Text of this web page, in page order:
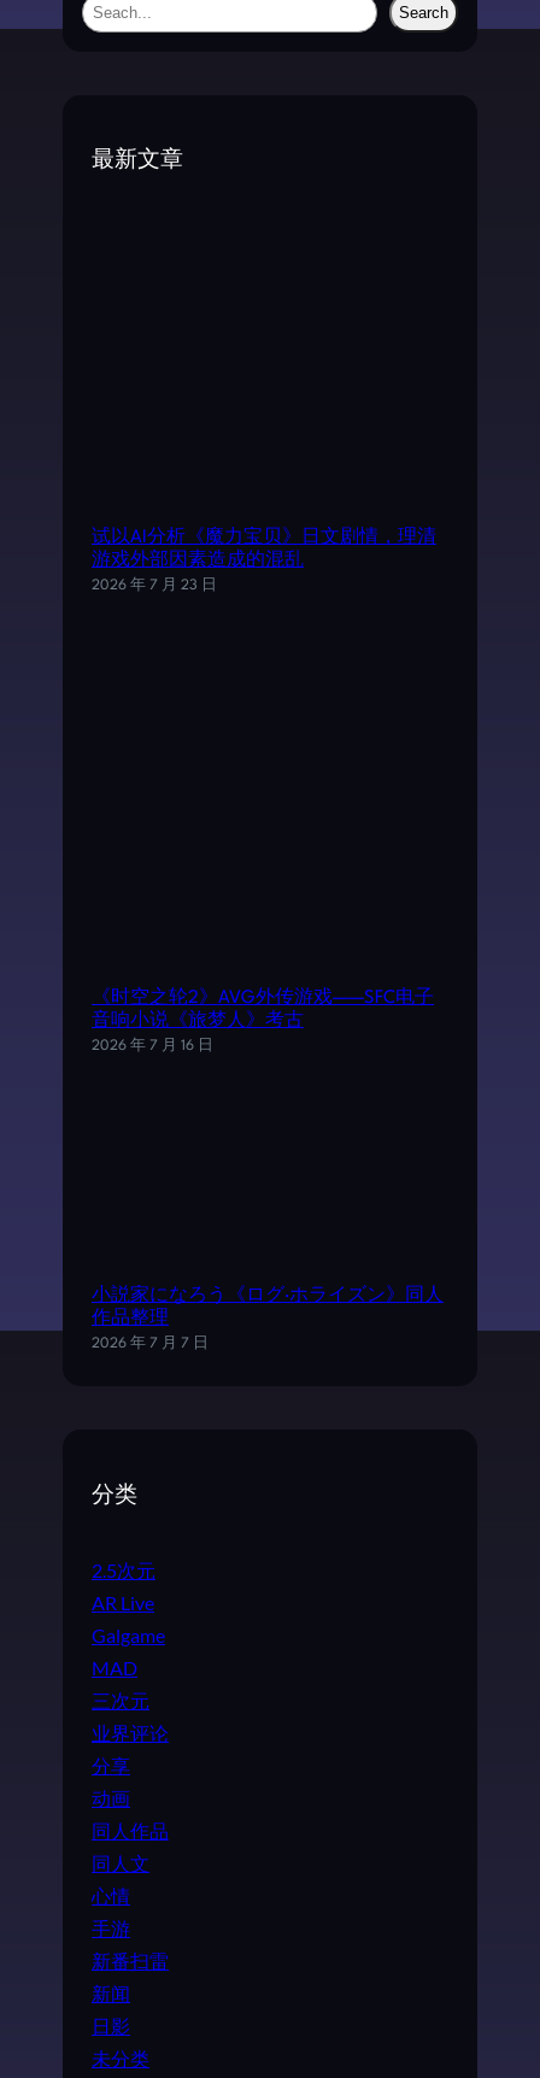
S
Search
最新文章
试以AI分析《魔力宝贝》日文剧情，理清
游戏外部因素造成的混乱
2026 年 7 月 23 日
《时空之轮2》AVG外传游戏——SFC电子
音响小说《旅梦人》考古
2026 年 7 月 16 日
小説家になろう《ログ·ホライズン》同人
作品整理
2026 年 7 月 7 日
分类
2.5次元
AR Live
Galgame
MAD
三次元
业界评论
分享
动画
同人作品
同人文
心情
手游
新番扫雷
新闻
日影
未分类